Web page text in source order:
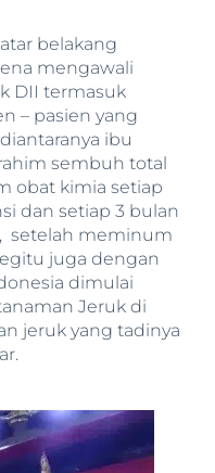
belakang
mengawali
DII termasuk
– pasien yang
ibu
sembuh total
obat kimia setiap
dan setiap 3 bulan
setelah meminum
juga dengan
dimulai
Jeruk di
jeruk yang tadinya